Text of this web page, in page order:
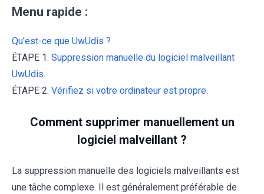
Menu rapide :
Qu'est-ce que UwUdis ?
ÉTAPE 1. Suppression manuelle du logiciel malveillant
UwUdis.
ÉTAPE 2. Vérifiez si votre ordinateur est propre.
Comment supprimer manuellement un
logiciel malveillant ?
La suppression manuelle des logiciels malveillants est
une tâche complexe. Il est généralement préférable de